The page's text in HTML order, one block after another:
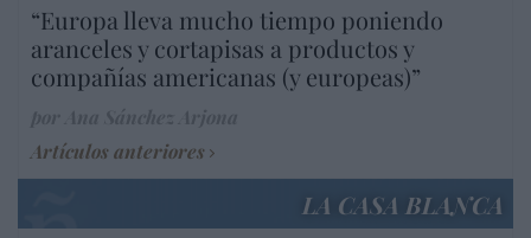
“Europa lleva mucho tiempo poniendo
aranceles y cortapisas a productos y
compañías americanas (y europeas)”
Artículos anteriores
LA CASA BLANCA